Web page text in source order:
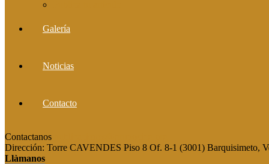
Galería
Noticias
Contacto
Contactanos
Dirección: Torre CAVENDES Piso 8 Of. 8-1 (3001) Barquisimeto,
Llàmanos